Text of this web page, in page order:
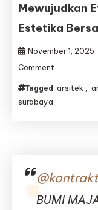
Bersama
Lumintu
Mewujudkan
Estetika
November 1, 2025
Comment
Arsitek
dan
Bersama
Tagged arsitek ,
surabaya
BUMI